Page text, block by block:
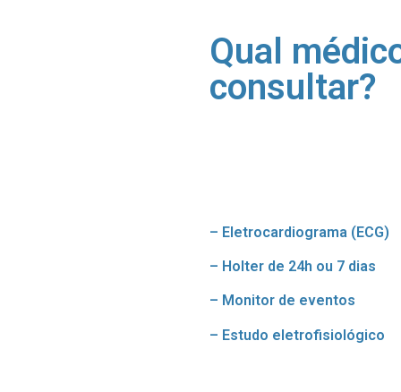
Qual
consultar?
– Eletrocardiograma (ECG)
– Holter de 24h ou 7 dias
– Monitor de eventos
– Estudo eletrofisiológico